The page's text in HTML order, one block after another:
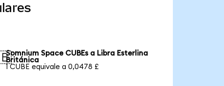
Somnium Space CUBEs a Libra Esterlina
Británica
1 CUBE equivale a 0,0478 £